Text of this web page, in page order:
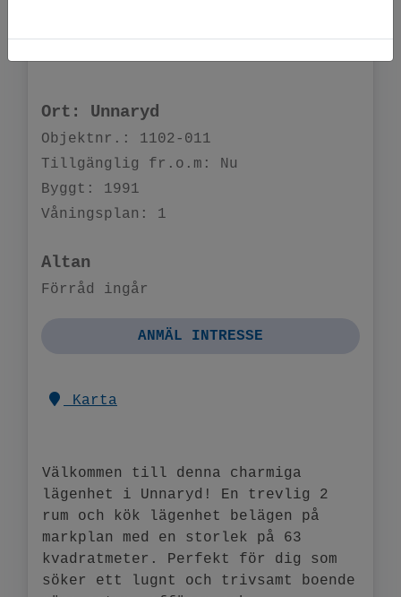
Ort: Unnaryd
Objektnr.: 1102-011
Tillgänglig fr.o.m: Nu
Byggt: 1991
Våningsplan: 1
Altan
Förråd ingår
ANMÄL INTRESSE
Karta
Välkommen till denna charmiga
lägenhet i Unnaryd! En trevlig 2
rum och kök lägenhet belägen på
markplan med en storlek på 63
kvadratmeter. Perfekt för dig som
söker ett lugnt och trivsamt boende